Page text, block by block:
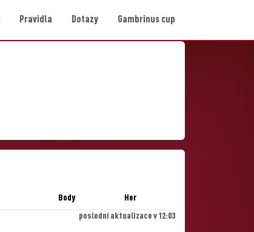
Pravidla Dotazy Gambrinus cup
Body Her
poslední aktualizace v 12:03